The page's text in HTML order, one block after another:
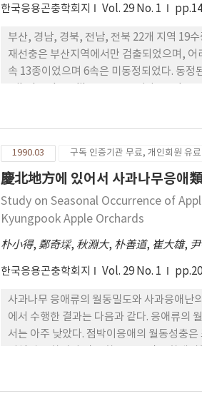
한국응용곤충학회지 Vol. 29 No. 1
부산, 경남, 경북, 전남, 전북 22개 지역 19
재선충은 부산지역에서만 검출되었으며,
속 13종이었으며 6속은 미동정되었다.
dentatus, Prothallonema intermedium,
솔수염하늘소는 복부에서의 선충 검출수
42,817마리였다.
1990.03 구독 인증기관 무료, 개인회원 유료
慶北地方에 있어서 사과나무응애
Study on Seasonal Occurrence of
Kyungpook Apple Orchards
朴小得, 鄭奇埰, 秋淵大, 朴善道, 崔大雄,
한국응용곤충학회지 Vol. 29 No. 1
사과나무 응애류의 월동밀도와 사과응애난
에서 수행한 결과는 다음과 같다. 응애류의
서는 아주 낮았다. 점박이응애의 월동성충
균 89.3%였다. 응애류의 발생소장 조사결